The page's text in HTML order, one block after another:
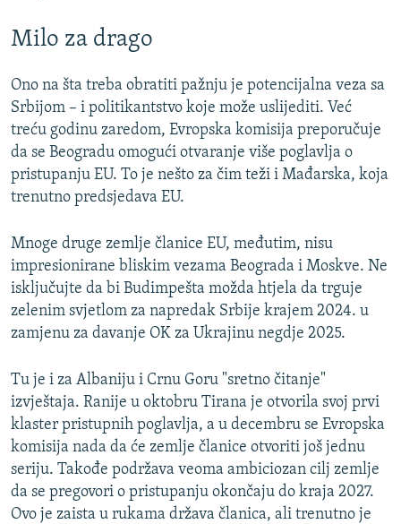
Milo za drago
Ono na šta treba obratiti pažnju je potencijalna veza sa
Srbijom – i politikantstvo koje može uslijediti. Već
treću godinu zaredom, Evropska komisija preporučuje
da se Beogradu omogući otvaranje više poglavlja o
pristupanju EU. To je nešto za čim teži i Mađarska, koja
trenutno predsjedava EU.
Mnoge druge zemlje članice EU, međutim, nisu
impresionirane bliskim vezama Beograda i Moskve. Ne
isključujte da bi Budimpešta možda htjela da trguje
zelenim svjetlom za napredak Srbije krajem 2024. u
zamjenu za davanje OK za Ukrajinu negdje 2025.
Tu je i za Albaniju i Crnu Goru "sretno čitanje"
izvještaja. Ranije u oktobru Tirana je otvorila svoj prvi
klaster pristupnih poglavlja, a u decembru se Evropska
komisija nada da će zemlje članice otvoriti još jednu
seriju. Takođe podržava veoma ambiciozan cilj zemlje
da se pregovori o pristupanju okončaju do kraja 2027.
Ovo je zaista u rukama država članica, ali trenutno je